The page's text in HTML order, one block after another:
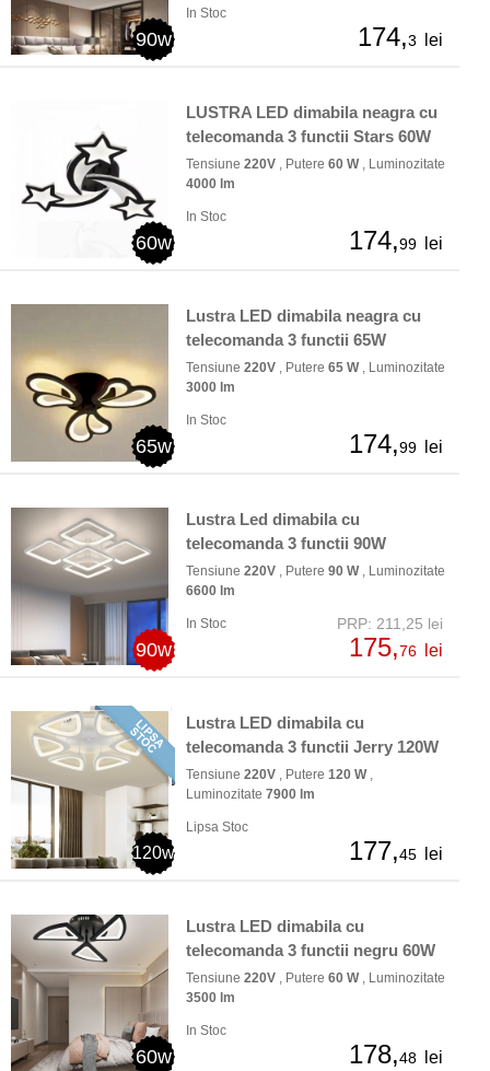
90w
In Stoc
174,3 lei
60w
LUSTRA LED dimabila neagra cu
telecomanda 3 functii Stars 60W
Tensiune 220V , Putere 60 W, Luminozitate
4000 lm
In Stoc
174,99 lei
65w
Lustra LED dimabila neagra cu
telecomanda 3 functii 65W
Tensiune 220V , Putere 65 W, Luminozitate
3000 lm
In Stoc
174,99 lei
90w
Lustra Led dimabila cu
telecomanda 3 functii 90W
Tensiune 220V , Putere 90 W, Luminozitate
6600 lm
In Stoc PRP: 211,25 lei
175,76 lei
120w
Lustra LED dimabila cu
telecomanda 3 functii Jerry 120W
Tensiune 220V , Putere 120 W,
Luminozitate 7900 lm
Lipsa Stoc
177,45 lei
60w
Lustra LED dimabila cu
telecomanda 3 functii negru 60W
Tensiune 220V , Putere 60 W, Luminozitate
3500 lm
In Stoc
178,48 lei